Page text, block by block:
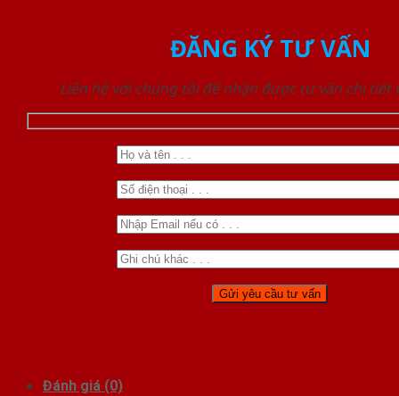
ĐĂNG KÝ TƯ VẤN
Liên hệ với chúng tôi để nhận được tư vấn chi tiết
Đánh giá (0)